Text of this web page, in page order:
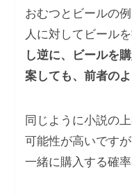
おむつとビールの
人に対してビール
し逆に、ビールを
案しても、前者の
同じように小説の
可能性が高いです
一緒に購入する確率